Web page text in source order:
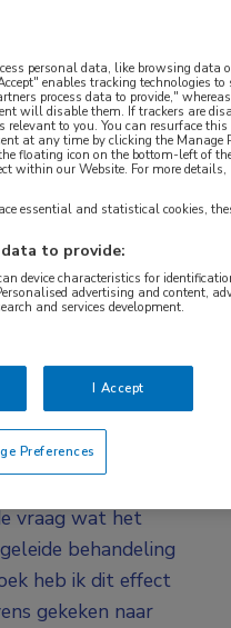
leukemie (AML) is
restziekte (MRD) na de
voorspeller
algehele
werd in de
om de
stemmen op basis van
patiënten
stamceltherapie,
de
naar
door autologe
vraag wat het
behandeling
heb ik dit effect
gekeken naar
personal data, like browsing data
enables tracking technologies to
process data to provide,"
will disable them. If trackers are
relevant to you. You can resurface
at any time by clicking the Manage
floating icon on the bottom-left of
within our Website. For more details,
essential and statistical cookies,
to provide:
device characteristics for
advertising and content,
and services development.
I Accept
Preferences